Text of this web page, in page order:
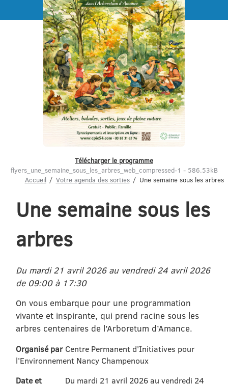
Menu
Télécharger le programme
flyers_une_semaine_sous_les_arbres_web_compressed-1 - 586.53kB
Accueil
Votre agenda des sorties Une semaine sous les arbres
Une semaine sous les
arbres
Du mardi 21 avril 2026 au vendredi 24 avril 2026
de 09:00 à 17:30
On vous embarque pour une programmation
vivante et inspirante, qui prend racine sous les
arbres centenaires de l’Arboretum d’Amance.
Organisé par Centre Permanent d'Initiatives pour
l'Environnement Nancy Champenoux
Date et
Du mardi 21 avril 2026 au vendredi 24